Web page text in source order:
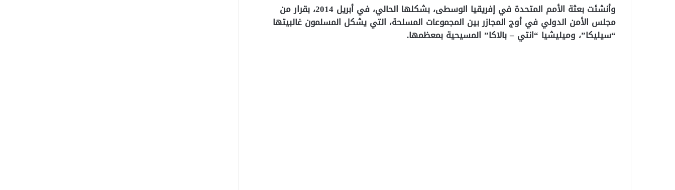
وأنشئت بعثة الأمم المتحدة في إفريقيا الوسطى، بشكلها الحالي، في أبريل 2014، بقرار من
مجلس الأمن الدولي في أوج المجازر بين المجموعات المسلحة، التي يشكل المسلمون غالبيتها
“سيليكا”، وميليشيا “انتي – بالاكا” المسيحية بمعظمها.